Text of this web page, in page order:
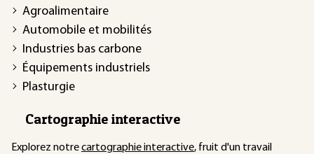
Agroalimentaire
Automobile et mobilités
Industries bas carbone
Équipements industriels
Plasturgie
Cartographie interactive
Explorez notrecartographie interactive, fruit d'un travail